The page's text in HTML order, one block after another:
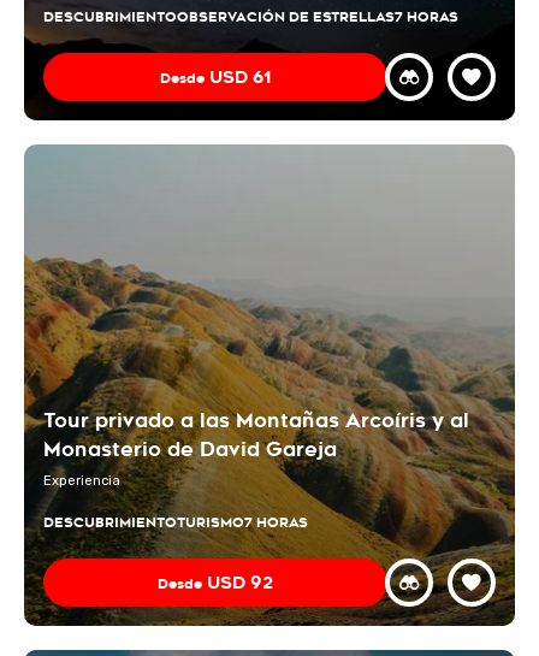
DESCUBRIMIENTOOBSERVACIÓN DE ESTRELLAS7 HORAS
Desde USD 61
Tour privado a las Montañas Arcoíris y al
Monasterio de David Gareja
Experiencia
DESCUBRIMIENTOTURISMO7 HORAS
Desde USD 92